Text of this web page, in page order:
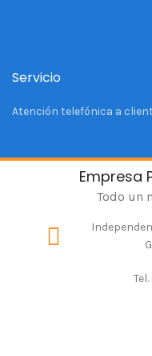
Servicio
Atención telefónica a
Empresa
Todo un
Tel.